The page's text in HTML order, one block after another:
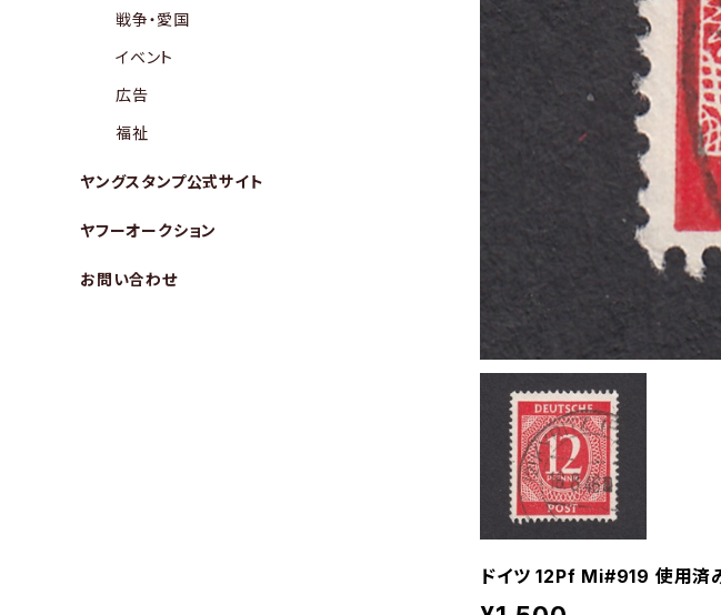
ドイツ 12Pf Mi#919 使用
戦争・愛国
イベント
広告
福祉
ヤングスタンプ公式サイト
ヤフーオークション
お問い合わせ